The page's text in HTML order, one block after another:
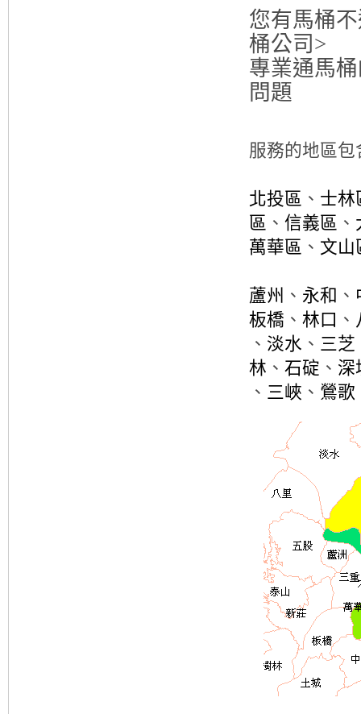
您有馬桶
桶公司>
專業通馬
問題
服務的地區
北投區 、 士林
區 、 信義區 、
萬華區 、 文山
蘆州 、 永和 、
板橋 、 林口 、
、 淡水 、 三芝
林 、 石碇 、 深
、 三峽 、 鶯歌